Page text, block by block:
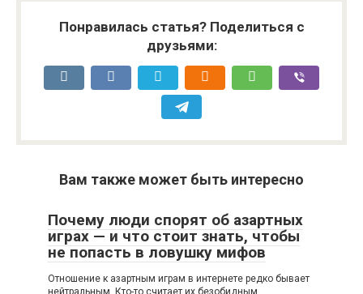
Понравилась статья? Поделиться с
друзьями:
Вам также может быть интересно
Почему люди спорят об азартных
играх — и что стоит знать, чтобы
не попасть в ловушку мифов
Отношение к азартным играм в интернете редко бывает
нейтральным. Кто-то считает их безобидным